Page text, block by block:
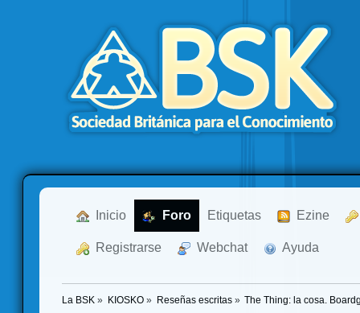
Inicio Foro Etiquetas Ezine
Registrarse Webchat Ayuda
La BSK » KIOSKO» Reseñas escritas» The Thing: la cosa.